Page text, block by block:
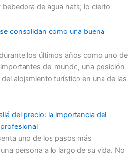
de agua nata; lo cierto
consolidan como una buena
los últimos años como uno de
del mundo, una posición
alojamiento turístico en una de las
del precio: la importancia del
uno de los pasos más
persona a lo largo de su vida. No